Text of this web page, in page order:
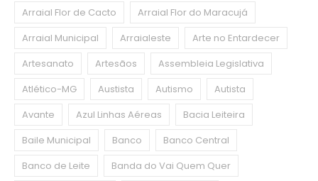
Arraial Flor de Cacto
Arraial Flor do Maracujá
Arraial Municipal
Arraialeste
Arte no Entardecer
Artesanato
Artesãos
Assembleia Legislativa
Atlético-MG
Austista Autismo
Autista
Avante
Azul Linhas Aéreas
Bacia Leiteira
Baile Municipal
Banco
Banco Central
Banco de Leite
Banda do Vai Quem Quer